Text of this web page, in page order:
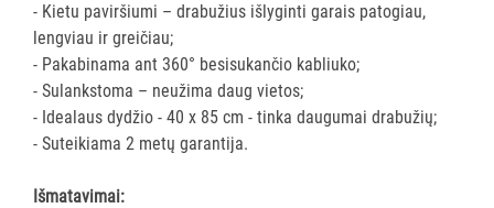
SLAUGOS
PREKĖS
KOSMETIKA
IR
AKSESUARAI
- Kietu paviršiumi – drabužius išlyginti garais patogiau,
lengviau ir greičiau;
- Pakabinama ant 360° besisukančio kabliuko;
- Sulankstoma – neužima daug vietos;
- Idealaus dydžio - 40 x 85 cm - tinka daugumai drabužių;
- Suteikiama 2 metų garantija.
Išmatavimai: